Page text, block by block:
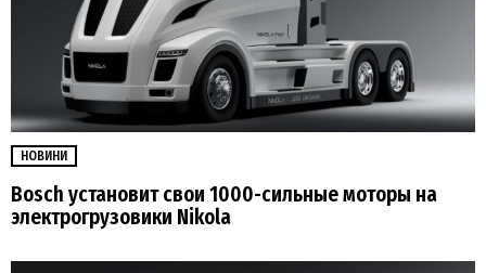
НОВИНИ
Bosch установит свои 1000-сильные моторы на
электрогрузовики Nikola